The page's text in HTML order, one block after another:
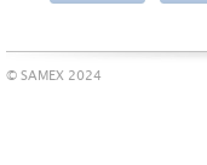
© SAMEX 2024